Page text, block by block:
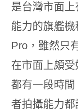
是台灣市面
能力的旗艦
Pro，雖然只
在市面上頗
都有一段時
者拍攝能力